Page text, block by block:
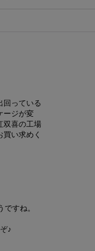
回っている
ージが変
双喜の工場
い求めく
すね。
♪